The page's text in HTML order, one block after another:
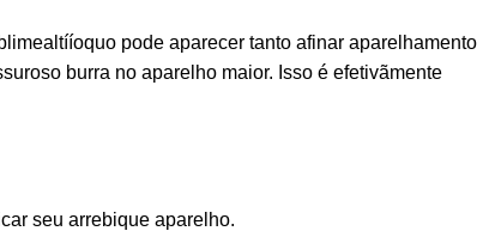
pode aparecer tanto afinar aparelhamento
burra no aparelho maior. Isso é efetivãmente
seu arrebique aparelho.